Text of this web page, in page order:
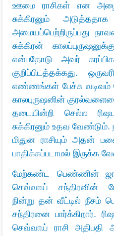
ஊமை ராசிகள் என
சுக்கிரனும்
அமையப்பெற்றிருப்பது
சுக்கிரன்
என்பதோடு அவர்
குறிப்பிடத்தக்கது.
எண்ணங்கள் பேச்சு
காலபுருஷனின்
தடையின்றி செல்ல ரிஷப
சுக்கிரனும் உதவ வேண்டும்.
மிதுன ராசியும் அதன்
பாதிக்கப்படாமல் இருக்க
மேற்கண்ட பெண்ணின்
செவ்வாய் சந்திரனின்
நின்று தன் வீட்டில் நீசம்
சந்திரனை பார்க்கிறார்.
செவ்வாய் ராசி அதிபதி